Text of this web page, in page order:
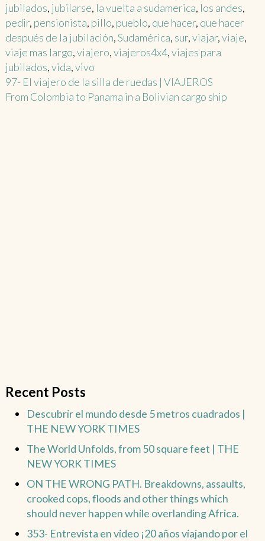
jubilados, jubilarse, la vuelta a sudamerica, los andes,
pedir, pensionista, pillo, pueblo, que hacer, que hacer
después de la jubilación,Sudamérica, sur,viajar,viaje,
viaje mas largo,viajero,viajeros4x4,viajes para
jubilados,vida,vivo
Post
navigation
97- El viajero de la silla de ruedas | VIAJEROS
From Colombia to Panama in a Bolivian cargo ship
Recent Posts
Descubrir el mundo desde 5 metros cuadrados |
THE NEW YORK TIMES
The World Unfolds, from 50 square feet | THE
NEW YORK TIMES
ON THE WRONG PATH. Breakdowns, assaults,
crooked cops, floods and other things which
should never happen while overlanding Africa.
353- Entrevista en video ¡20 años viajando por el